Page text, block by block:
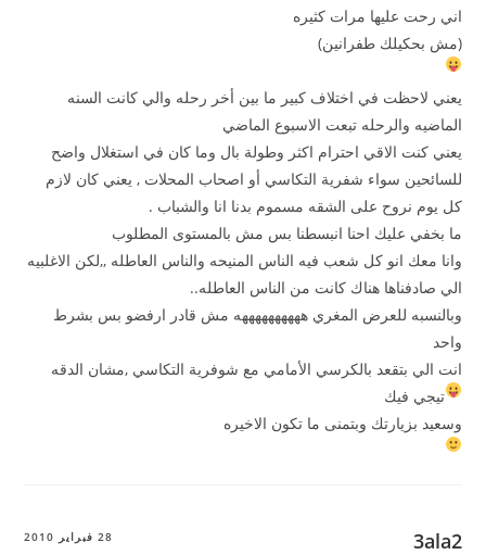
اني رحت عليها مرات كثيره
(مش بحكيلك طفرانين)
يعني لاحظت في اختلاف كبير ما بين أخر رحله والي كانت السنه
الماضيه والرحله تبعت الاسبوع الماضي
يعني كنت الاقي احترام اكثر وطولة بال وما كان في استغلال واضح
للسائحين سواء شفرية التكاسي أو اصحاب المحلات , يعني كان لازم
كل يوم نروح على الشقه مسموم بدنا انا والشباب .
ما بخفي عليك احنا انبسطنا بس مش بالمستوى المطلوب
وانا معك انو كل شعب فيه الناس المنيحه والناس العاطله ,,لكن الاغلبيه
الي صادفناها هناك كانت من الناس العاطله..
وبالنسبه للعرض المغري ههههههههههه مش قادر ارفضو بس بشرط
واحد
انت الي بتقعد بالكرسي الأمامي مع شوفرية التكاسي ,مشان الدقه
تيجي فيك
وسعيد بزيارتك وبتمنى ما تكون الاخيره
3ala2 28 فبراير 2010